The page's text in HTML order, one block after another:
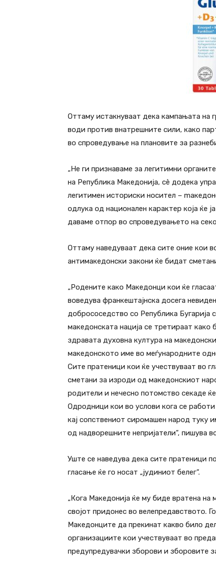
Оттаму истакнуваат дека кампањата на
води против внатрешните сили, како
во спроведување на плановите за
„Не ги признаваме за легитимни
на Република Македонија, сè додека
легитимен историски носител –
одлука од национален карактер која ќе
даваме отпор во спроведувањето на
Оттаму наведуваат дека сите оние кои
антимакедонски закони ќе бидат
„Родените како Македонци кои ќе
воведува франкештајнска досега
добрососедство со Република Бугарија
македонската нација се третираат како
здравата духовна култура на
македонското име во меѓународните
Сите пратеници кои ќе учествуваат во
сметани за изроди од македонскиот
родители и нечесно потомство секаде
Одродници кои во услови кога се
кај сопствениот сиромашен народ туку
од надворешните непријатели“, пишува
Уште се наведува дека сите пратеници
гласање ќе го носат „јудиниот белег“.
„Кога Македонија ќе му биде вратена
својот придонес во велепредавството.
Македонците да прекинат какво било
организациите кои учествуваат во
предупредувачки зборови и зборовите